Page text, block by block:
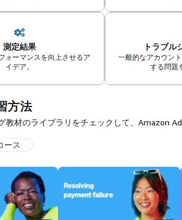
測定結果
ォーマンスを向上させるア
イデア。
トラブル
一般的なアカウン
する問題
方法
教材のライブラリをチェックして、Amazon
ース